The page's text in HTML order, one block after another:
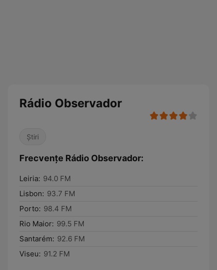
Rádio Observador
Știri
Frecvențe Rádio Observador:
Leiria: 94.0 FM
Lisbon: 93.7 FM
Porto: 98.4 FM
Rio Maior: 99.5 FM
Santarém: 92.6 FM
Viseu: 91.2 FM